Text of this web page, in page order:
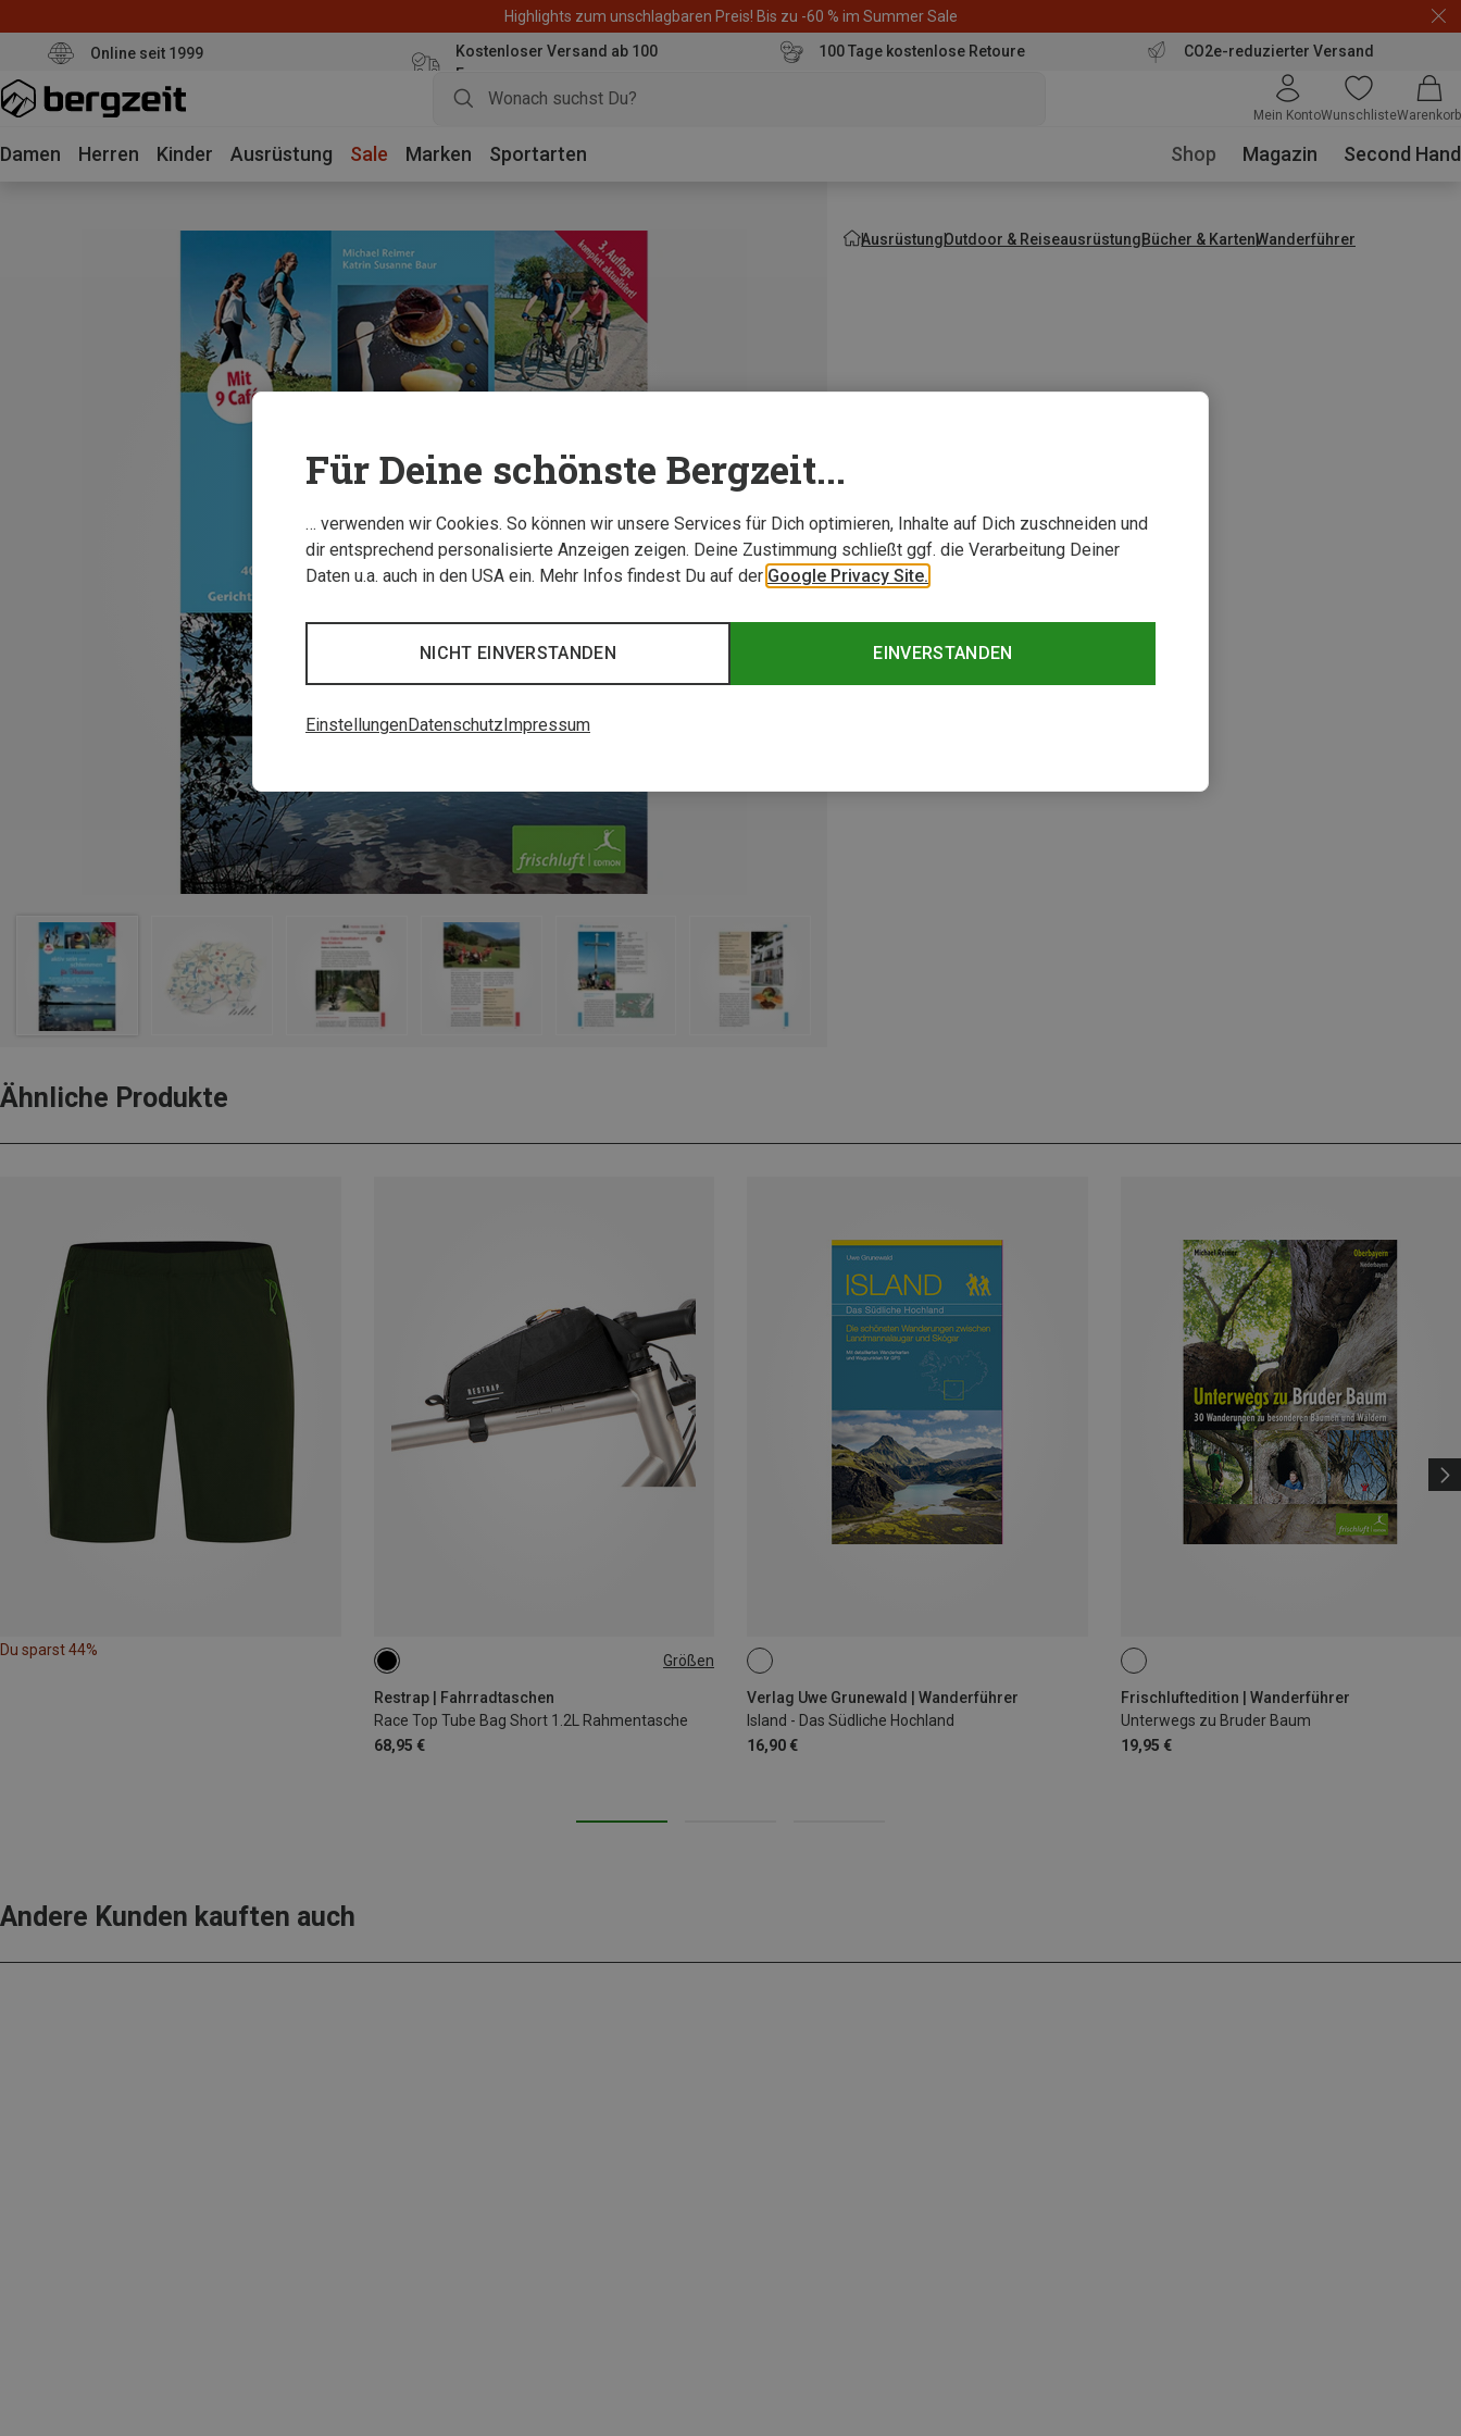
Highlights zum unschlagbaren Preis! Bis zu -60 % im Summer Sale
Online seit 1999
Kostenloser Versand ab 100
Euro
100 Tage kostenlose Retoure CO2e-reduzierter Versand
Mein KontoWunschlisteWarenkorb
Damen Herren Kinder Ausrüstung Sale Marken Sportarten Shop Magazin Second Hand
AusrüstungOutdoor & ReiseausrüstungBücher & KartenWanderführer
Ähnliche Produkte
Du sparst 44%
Größen
Restrap | Fahrradtaschen
Race Top Tube Bag Short 1.2L Rahmentasche
68,95 €
1.2L
Verlag Uwe Grunewald | Wanderführer
Island - Das Südliche Hochland
16,90 €
Frischluftedition | Wanderführer
Unterwegs zu Bruder Baum
19,95 €
Andere Kunden kauften auch
Für Deine schönste Bergzeit...
… verwenden wir Cookies. So können wir unsere Services für Dich optimieren, Inhalte auf Dich zuschneiden und
dir entsprechend personalisierte Anzeigen zeigen. Deine Zustimmung schließt ggf. die Verarbeitung Deiner
Daten u.a. auch in den USA ein. Mehr Infos findest Du auf der Google Privacy Site.
EINVERSTANDEN
NICHT EINVERSTANDEN
EinstellungenDatenschutzImpressum